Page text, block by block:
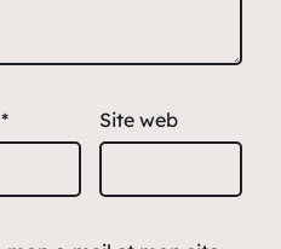
* Site web